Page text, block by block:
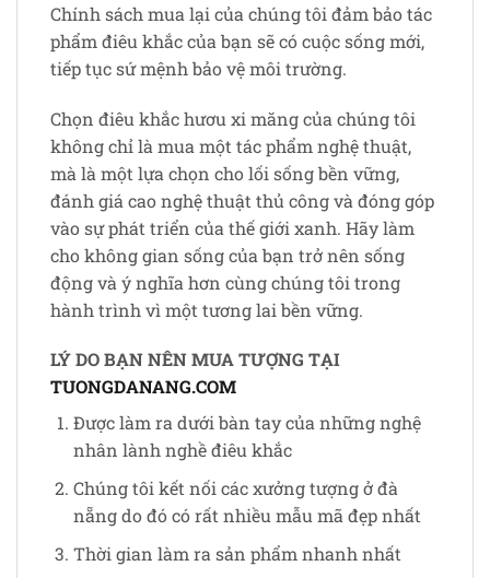
Chính sách mua lại của chúng tôi đảm bảo tác
phẩm điêu khắc của bạn sẽ có cuộc sống mới,
tiếp tục sứ mệnh bảo vệ môi trường.
Chọn điêu khắc hươu xi măng của chúng tôi
không chỉ là mua một tác phẩm nghệ thuật,
mà là một lựa chọn cho lối sống bền vững,
đánh giá cao nghệ thuật thủ công và đóng góp
vào sự phát triển của thế giới xanh. Hãy làm
cho không gian sống của bạn trở nên sống
động và ý nghĩa hơn cùng chúng tôi trong
hành trình vì một tương lai bền vững.
LÝ DO BẠN NÊN MUA TƯỢNG TẠI
TUONGDANANG.COM
Được làm ra dưới bàn tay của những nghệ
nhân lành nghề điêu khắc
Chúng tôi kết nối các xưởng tượng ở đà
nẵng do đó có rất nhiều mẫu mã đẹp nhất
Thời gian làm ra sản phẩm nhanh nhất